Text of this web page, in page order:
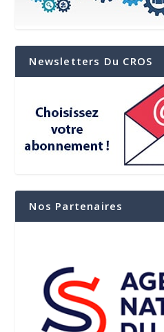
Newsletters Du CROS
Nos Partenaires